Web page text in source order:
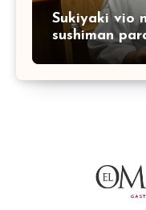
Sukiyaki vio
sushiman